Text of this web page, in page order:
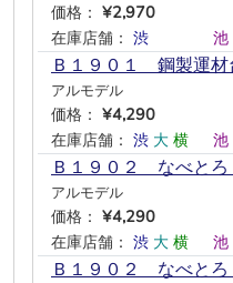
価格： ¥2,970
在庫店舗： 渋 池
Ｂ１９０１ 鋼製運
アルモデル
価格： ¥4,290
在庫店舗： 渋 大 横 池
Ｂ１９０２ なべと
アルモデル
価格： ¥4,290
在庫店舗： 渋 大 横 池
Ｂ１９０２ なべと